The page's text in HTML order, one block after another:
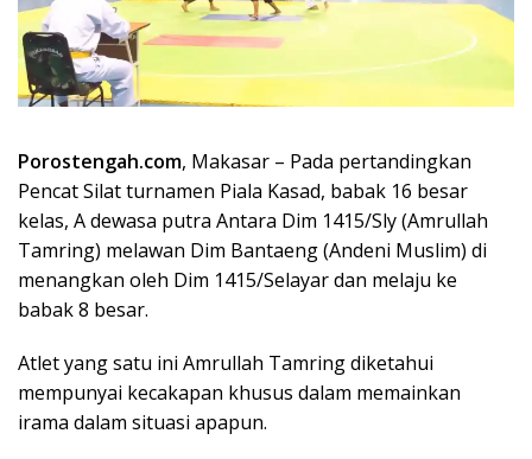
Porostengah.com, Makasar – Pada pertandingkan
Pencat Silat turnamen Piala Kasad, babak 16 besar
kelas, A dewasa putra Antara Dim 1415/Sly (Amrullah
Tamring) melawan Dim Bantaeng (Andeni Muslim) di
menangkan oleh Dim 1415/Selayar dan melaju ke
babak 8 besar.
Atlet yang satu ini Amrullah Tamring diketahui
mempunyai kecakapan khusus dalam memainkan
irama dalam situasi apapun.